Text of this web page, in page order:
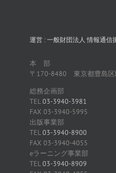
運営 : 一般財団法人 情報通信
本 部
〒170-8480 東京都豊島区
総務企画部
TEL03-3940-3981
FAX 03-3940-5995
出版事業部
TEL03-3940-8900
FAX 03-3940-4055
eラーニング事業部
TEL03-3940-8909